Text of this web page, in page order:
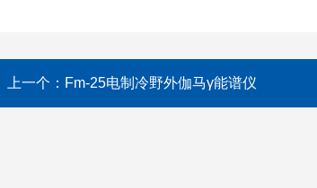
上一个： Fm-25电制冷野外伽马γ能谱仪